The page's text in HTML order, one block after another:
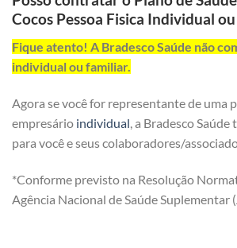
Cocos Pessoa Fisica Individual
Fique atento! A Bradesco Saúde não
individual ou familiar.
Agora se você for representante de uma
empresário individual , a Bradesco
para você e seus colaboradores/
*Conforme previsto na Resolução
Agência Nacional de Saúde Suplementar